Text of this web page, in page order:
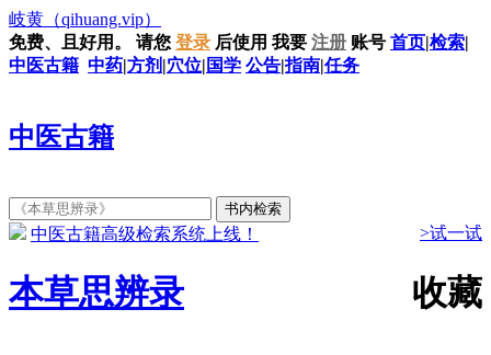
岐黄 （qihuang.vip）
免费、且好用。
请您 登录 后使用 我要 注册 账号 首页|检索|
中医古籍 中药|方剂 |穴位| 国学 公告|指南|任务
中医古籍
中医古籍高级检索系统上线！ >试一试
本草思辨录 收藏